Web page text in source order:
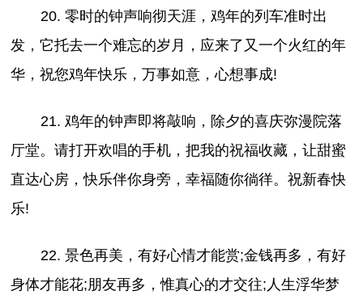
20. 零时的钟声响彻天涯，鸡年的列车准时出
发，它托去一个难忘的岁月，应来了又一个火红的年
华，祝您鸡年快乐，万事如意，心想事成!
21. 鸡年的钟声即将敲响，除夕的喜庆弥漫院落
厅堂。请打开欢唱的手机，把我的祝福收藏，让甜蜜
直达心房，快乐伴你身旁，幸福随你徜徉。祝新春快
乐!
22. 景色再美，有好心情才能赏;金钱再多，有好
身体才能花;朋友再多，惟真心的才交往;人生浮华梦